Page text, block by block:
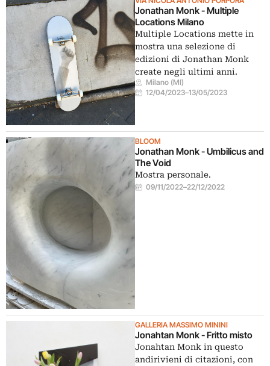
Jonathan Monk - Multiple
Locations Milano
Multiple Locations mette in
mostra una selezione di
edizioni di Jonathan Monk
create negli ultimi anni.
Milano (MI)
12/04/2023–13/05/2023
BLOOM
Jonathan Monk - Umbilicus and
The Void
Mostra personale.
09/11/2022–22/12/2022
GALLERIA MASSIMO MININI
Jonahtan Monk - Fritto misto
Jonahtan Monk in questo
andirivieni di citazioni, con